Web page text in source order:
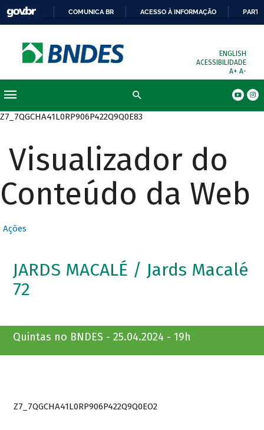
COMUNICA BR ACESSO À INFORMAÇÃO
ENGLISH
ACESSIBILIDADE
A+ A-
Z7_7QGCHA41L0RP906P422Q9Q0E83
Visualizador do
Conteúdo da Web
Ações
JARDS MACALÉ / Jards Macalé
72
Quintas no BNDES - 25.04.2024 - 19h
Z7_7QGCHA41L0RP906P422Q9Q0EO2